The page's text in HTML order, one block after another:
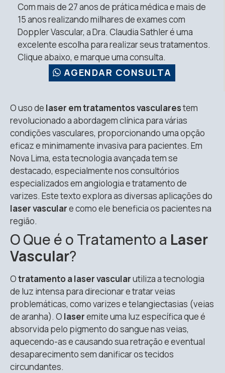
Com mais de 27 anos de prática médica e mais de
15 anos realizando milhares de exames com
Doppler Vascular, a Dra. Claudia Sathler é uma
excelente escolha para realizar seus tratamentos.
Clique abaixo, e marque uma consulta.
AGENDAR CONSULTA
O uso de laser em tratamentos vascularestem
revolucionado a abordagem clínica para várias
condições vasculares, proporcionando uma opção
eficaz e minimamente invasiva para pacientes. Em
Nova Lima, esta tecnologia avançada tem se
destacado, especialmente nos consultórios
especializados em angiologia e tratamento de
varizes. Este texto explora as diversas aplicações do
laser vasculare como ele beneficia os pacientes na
região.
O Que é o Tratamento a Laser
Vascular?
Otratamento a laser vascularutiliza a tecnologia
de luz intensa para direcionar e tratar veias
problemáticas, como varizes e telangiectasias (veias
de aranha). O laseremite uma luz específica que é
absorvida pelo pigmento do sangue nas veias,
aquecendo-as e causando sua retração e eventual
desaparecimento sem danificar os tecidos
circundantes.